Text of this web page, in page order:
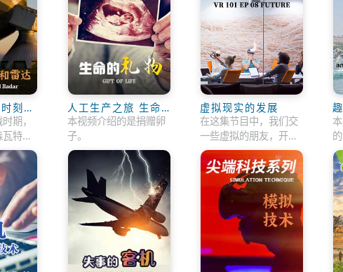
刻-
雷达
期，
特研
人工生产之旅 生命
的礼物
本视频介绍的是捐赠卵
子。
虚拟现实的发展
在这集节目中，我们交
一些虚拟的朋友，开一
些虚拟的会议，做一些
虚拟的研究。